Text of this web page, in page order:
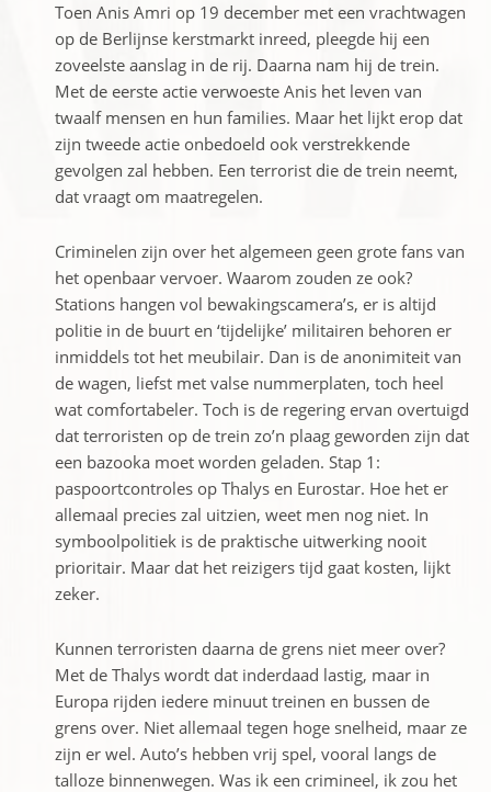
Toen Anis Amri op 19 december met een vrachtwagen
op de Berlijnse kerstmarkt inreed, pleegde hij een
zoveelste aanslag in de rij. Daarna nam hij de trein.
Met de eerste actie verwoeste Anis het leven van
twaalf mensen en hun families. Maar het lijkt erop dat
zijn tweede actie onbedoeld ook verstrekkende
gevolgen zal hebben. Een terrorist die de trein neemt,
dat vraagt om maatregelen.
Criminelen zijn over het algemeen geen grote fans van
het openbaar vervoer. Waarom zouden ze ook?
Stations hangen vol bewakingscamera’s, er is altijd
politie in de buurt en ‘tijdelijke’ militairen behoren er
inmiddels tot het meubilair. Dan is de anonimiteit van
de wagen, liefst met valse nummerplaten, toch heel
wat comfortabeler. Toch is de regering ervan overtuigd
dat terroristen op de trein zo’n plaag geworden zijn dat
een bazooka moet worden geladen. Stap 1:
paspoortcontroles op Thalys en Eurostar. Hoe het er
allemaal precies zal uitzien, weet men nog niet. In
symboolpolitiek is de praktische uitwerking nooit
prioritair. Maar dat het reizigers tijd gaat kosten, lijkt
zeker.
Kunnen terroristen daarna de grens niet meer over?
Met de Thalys wordt dat inderdaad lastig, maar in
Europa rijden iedere minuut treinen en bussen de
grens over. Niet allemaal tegen hoge snelheid, maar ze
zijn er wel. Auto’s hebben vrij spel, vooral langs de
talloze binnenwegen. Was ik een crimineel, ik zou het